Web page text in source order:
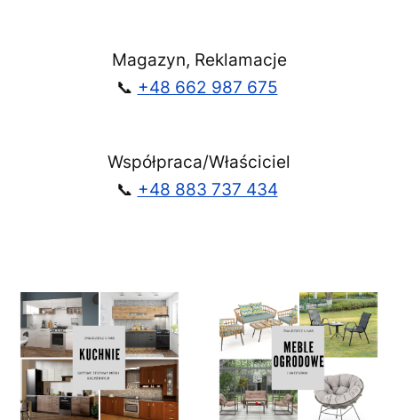
Magazyn, Reklamacje
📞 +48 662 987 675
Współpraca/Właściciel
📞 +48 883 737 434